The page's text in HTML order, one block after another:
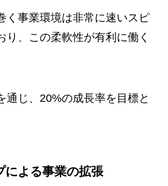
く事業環境は非常に速いスピ
り、この柔軟性が有利に働く
通じ、20%の成長率を目標と
による事業の拡張